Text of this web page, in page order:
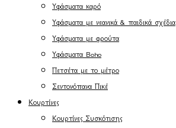
Υφάσματα καρό
Υφάσματα με νεανικά & παιδικά σχέδια
Υφάσματα με φρούτα
Υφάσματα Boho
Πετσέτα με το μέτρο
Σεντονόπανα Πικέ
Κουρτίνες
Κουρτίνες Συσκότισης